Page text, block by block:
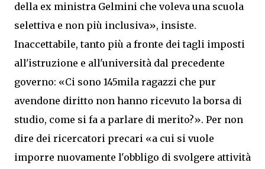
della ex ministra Gelmini che voleva una scuola
selettiva e non più inclusiva», insiste.
Inaccettabile, tanto più a fronte dei tagli imposti
all'istruzione e all'università dal precedente
governo: «Ci sono 145mila ragazzi che pur
avendone diritto non hanno ricevuto la borsa di
studio, come si fa a parlare di merito?». Per non
dire dei ricercatori precari «a cui si vuole
imporre nuovamente l'obbligo di svolgere attività